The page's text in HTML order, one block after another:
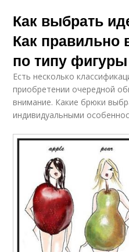
Как выбрать
Как правильно
по типу фигуры
Есть несколько
приобретении очередной
внимание. Какие брюки
индивидуальными